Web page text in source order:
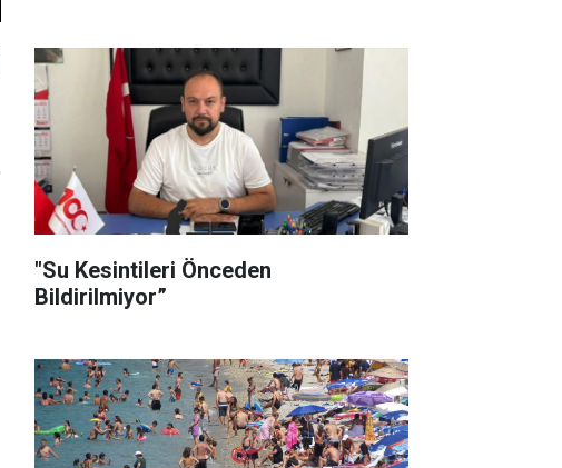
"Su Kesintileri Önceden
Bildirilmiyor”